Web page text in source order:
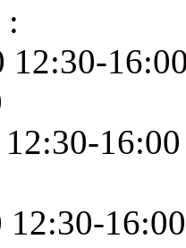
:
12:30-
16:00
12:30-16:00